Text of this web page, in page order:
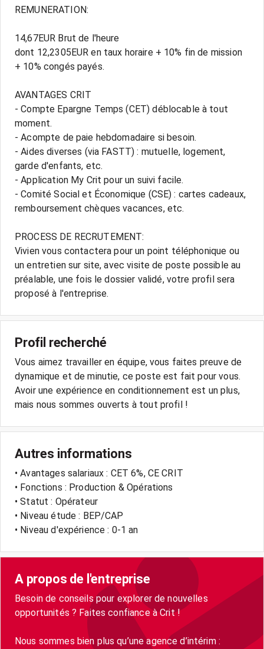
REMUNERATION:
14,67EUR Brut de l'heure
dont 12,2305EUR en taux horaire + 10% fin de mission
+ 10% congés payés.
AVANTAGES CRIT
- Compte Epargne Temps (CET) déblocable à tout
moment.
- Acompte de paie hebdomadaire si besoin.
- Aides diverses (via FASTT) : mutuelle, logement,
garde d'enfants, etc.
- Application My Crit pour un suivi facile.
- Comité Social et Économique (CSE) : cartes cadeaux,
remboursement chèques vacances, etc.
PROCESS DE RECRUTEMENT:
Vivien vous contactera pour un point téléphonique ou
un entretien sur site, avec visite de poste possible au
préalable, une fois le dossier validé, votre profil sera
proposé à l'entreprise.
Profil recherché
Vous aimez travailler en équipe, vous faites preuve de
dynamique et de minutie, ce poste est fait pour vous.
Avoir une expérience en conditionnement est un plus,
Autres informations
• Avantages salariaux : CET 6%, CE CRIT
• Fonctions : Production & Opérations
• Statut : Opérateur
• Niveau étude : BEP/CAP
• Niveau d'expérience : 0-1 an
A propos de l'entreprise
Besoin de conseils pour explorer de nouvelles
opportunités ? Faites confiance à Crit !
Nous sommes bien plus qu’une agence d’intérim :